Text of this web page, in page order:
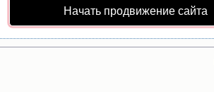
Начать продвижение сайта